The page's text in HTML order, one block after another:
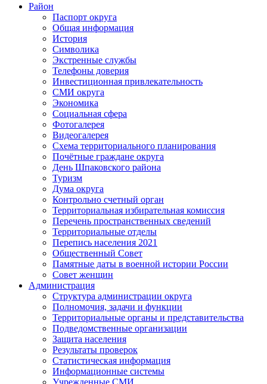
Район
Паспорт округа
Общая информация
История
Символика
Экстренные службы
Телефоны доверия
Инвестиционная привлекательность
СМИ округа
Экономика
Социальная сфера
Фотогалерея
Видеогалерея
Схема территориального планирования
Почётные граждане округа
День Шпаковского района
Туризм
Дума округа
Контрольно счетный орган
Территориальная избирательная комиссия
Перечень пространственных сведений
Территориальные отделы
Перепись населения 2021
Общественный Совет
Памятные даты в военной истории России
Совет женщин
Администрация
Структура администрации округа
Полномочия, задачи и функции
Территориальные органы и представительства
Подведомственные организации
Защита населения
Результаты проверок
Статистическая информация
Информационные системы
Учрежденные СМИ